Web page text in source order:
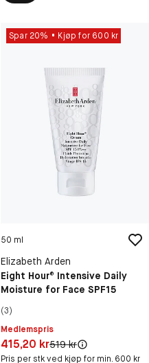
Spar 20% Kjøp for 600 kr
50 ml
Elizabeth Arden
Eight Hour® Intensive Daily
Moisture for Face SPF15
(3)
Medlemspris
Pris: 415,20 kr
415,20 krOriginal pris:
519 kr
Pris per stk ved kjøp for min. 600 kr